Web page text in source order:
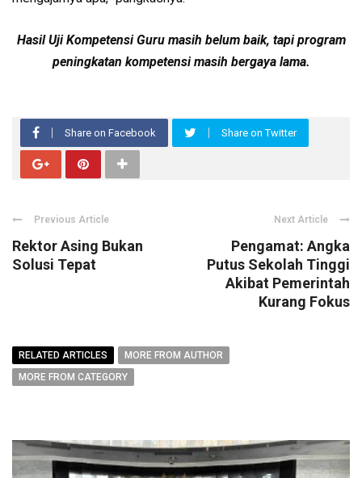
Hasil Uji Kompetensi Guru masih belum baik, tapi program
peningkatan kompetensi masih bergaya lama.
Share on Facebook Share on Twitter
Previous Article
Rektor Asing Bukan
Solusi Tepat
Next Article
Pengamat: Angka
Putus Sekolah Tinggi
Akibat Pemerintah
Kurang Fokus
RELATED ARTICLES
MORE FROM AUTHOR
MORE FROM CATEGORY